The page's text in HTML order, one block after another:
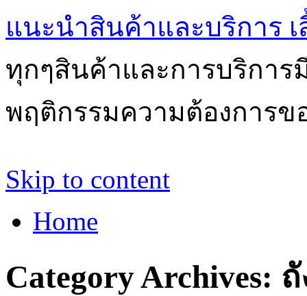
แนะนำสินค้าและบริการ
ทุกๆสินค้าและการบริกา
พฤติกรรมความต้องการข
Skip to content
Home
Category Archives: